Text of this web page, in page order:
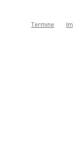
Termine